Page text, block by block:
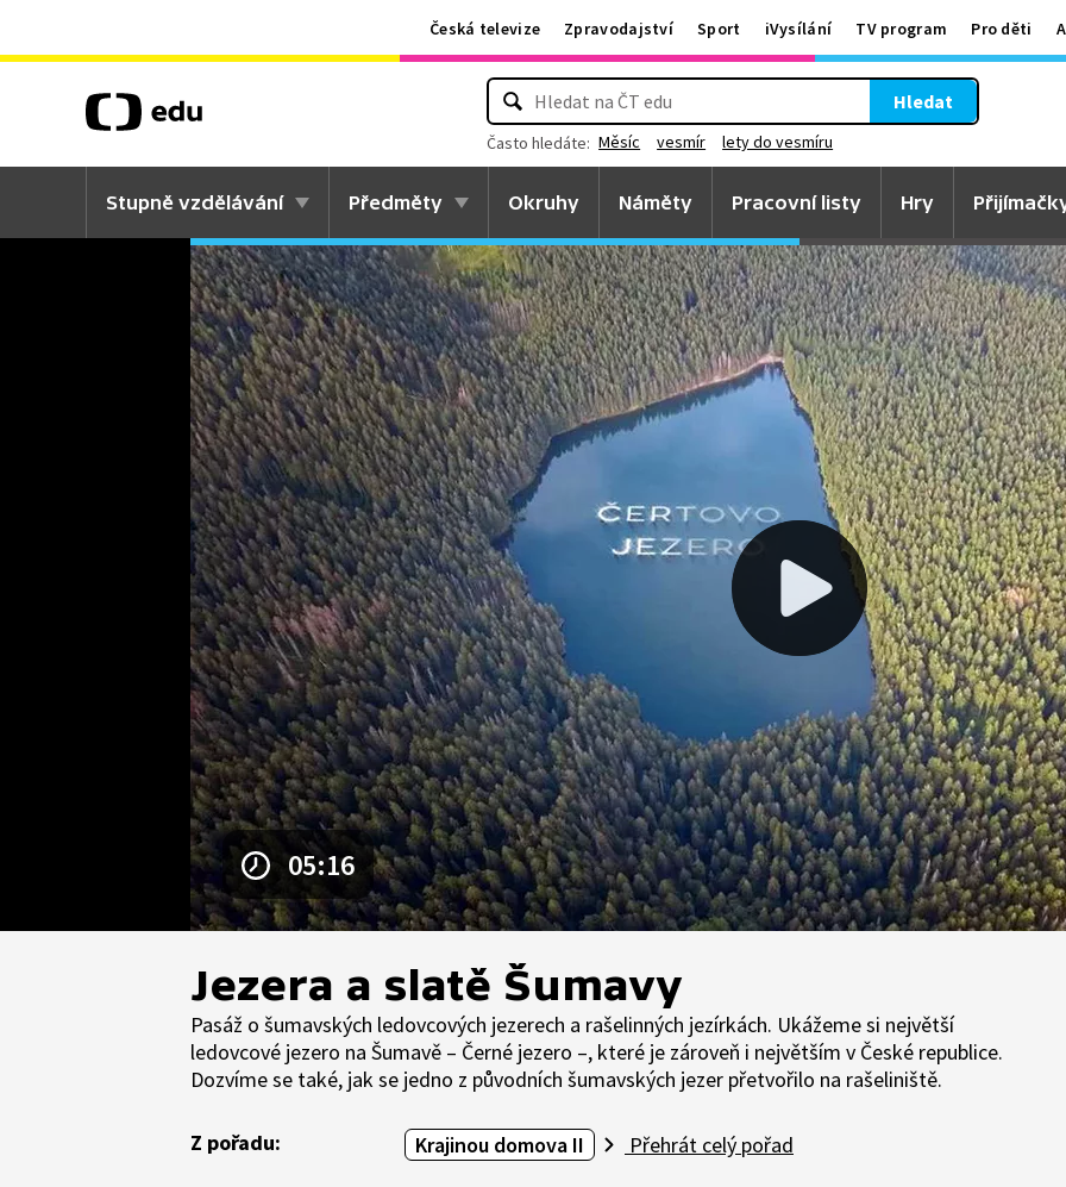
Česká televize Zpravodajství Sport iVysílání TV program Pro děti
Hledat
Často hledáte: Měsíc vesmír lety do vesmíru
Stupně vzdělávání Předměty Okruhy Náměty Pracovní listy Hry
05:16
Jezera a slatě Šumavy
Pasáž o šumavských ledovcových jezerech a rašelinných jezírkách. Ukážeme si největší
ledovcové jezero na Šumavě – Černé jezero –, které je zároveň i největším v České republice.
Dozvíme se také, jak se jedno z původních šumavských jezer přetvořilo na rašeliniště.
Z pořadu: Krajinou domova II Přehrát celý pořad